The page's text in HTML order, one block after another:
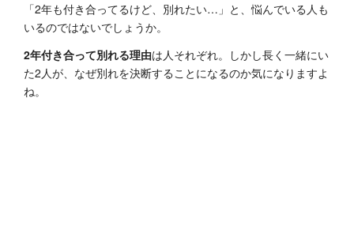
「2年も付き合ってるけど、別れたい…」と、悩んでいる人も
いるのではないでしょうか。
2年付き合って別れる理由は人それぞれ。しかし長く一緒にい
た2人が、なぜ別れを決断することになるのか気になりますよ
ね。